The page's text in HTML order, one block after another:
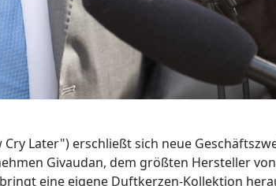
Cry Later") erschließt sich neue
Givaudan, dem größten Hersteller
eine eigene Duftkerzen-Kollektion